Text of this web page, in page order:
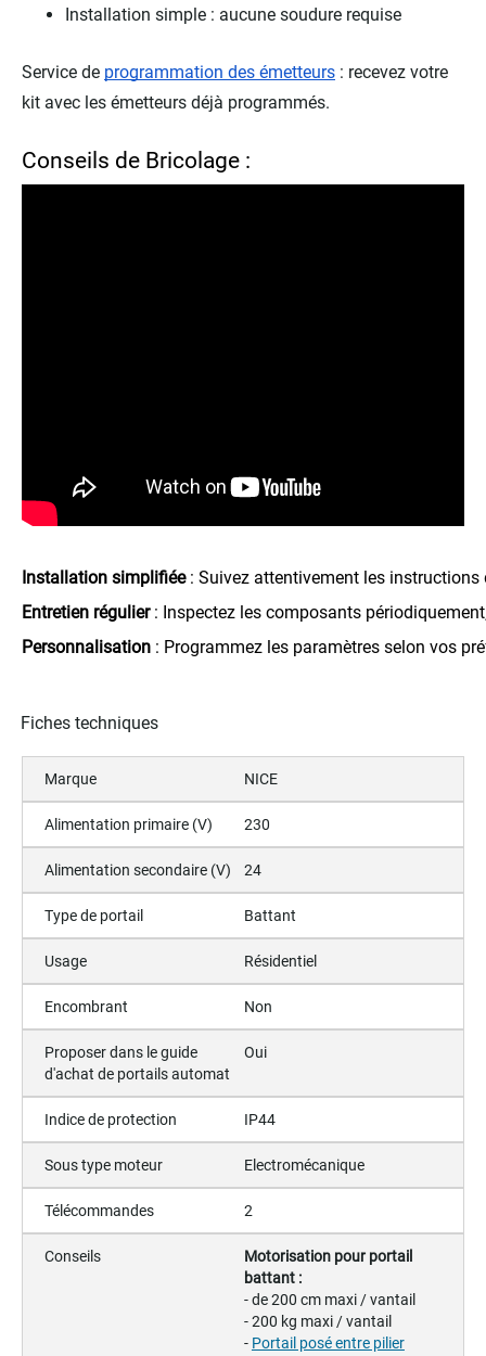
Installation simple : aucune soudure requise
Service de programmation des émetteurs : recevez votre
kit avec les émetteurs déjà programmés.
Conseils de Bricolage :
Installation simplifiée : Suivez attentivement les instructions
Entretien régulier : Inspectez les composants
Personnalisation : Programmez les paramètres selon vos
Fiches techniques
Marque NICE
Alimentation primaire (V) 230
Alimentation secondaire (V) 24
Type de portail Battant
Usage Résidentiel
Encombrant Non
Proposer dans le guide
d'achat de portails automat
Oui
Indice de protection IP44
Sous type moteur Electromécanique
Télécommandes 2
Conseils
Motorisation pour portail
battant :
- de 200 cm maxi / vantail
- 200 kg maxi / vantail
- Portail posé entre pilier